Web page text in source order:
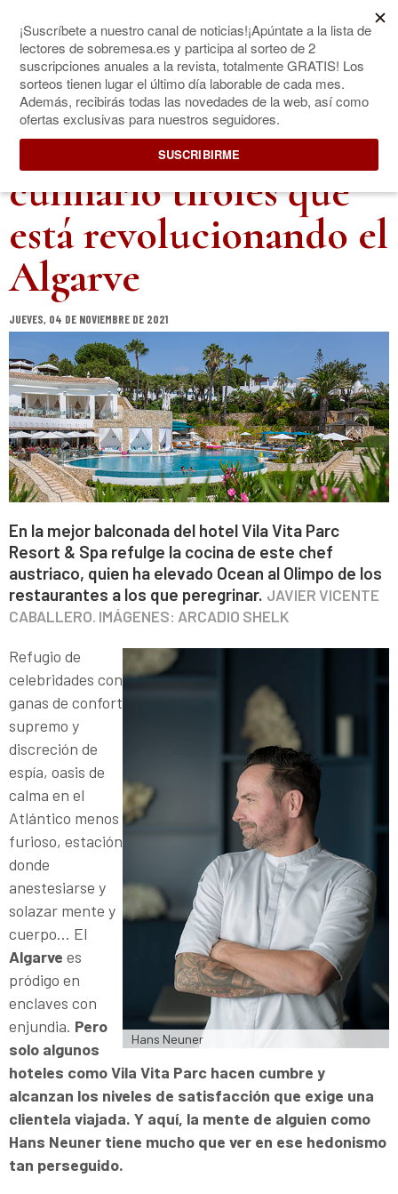
REVISTA ESPAÑOLA DEL VINO Y LA GASTRONOMÍA
FOGONES DE OCEAN
Hans Neuner, el genio
culinario tirolés que
está revolucionando el
Algarve
JUEVES, 04 DE NOVIEMBRE DE 2021
En la mejor balconada del hotel Vila Vita Parc
Resort & Spa refulge la cocina de este chef
austriaco, quien ha elevado Ocean al Olimpo de los
restaurantes a los que peregrinar. JAVIER VICENTE
CABALLERO. IMÁGENES: ARCADIO SHELK
Hans Neuner
Refugio de
celebridades con
ganas de confort
supremo y
discreción de
espía, oasis de
calma en el
Atlántico menos
furioso, estación
donde
anestesiarse y
solazar mente y
cuerpo… El
Algarve es
pródigo en
enclaves con
enjundia. Pero
solo algunos
hoteles como Vila Vita Parc hacen cumbre y
alcanzan los niveles de satisfacción que exi­ge una
clientela viajada. Y aquí, la mente de alguien como
Hans Neuner tiene mucho que ver en ese hedonismo
tan perseguido.